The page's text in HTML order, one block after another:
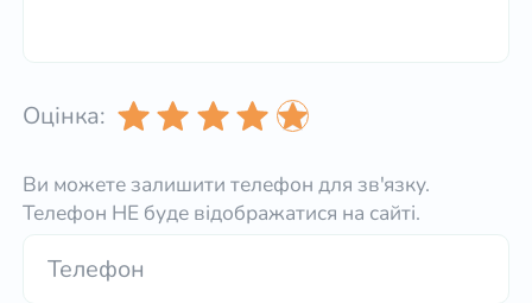
Оцінка:
Ви можете залишити телефон для зв'язку.
Телефон НЕ буде відображатися на сайті.